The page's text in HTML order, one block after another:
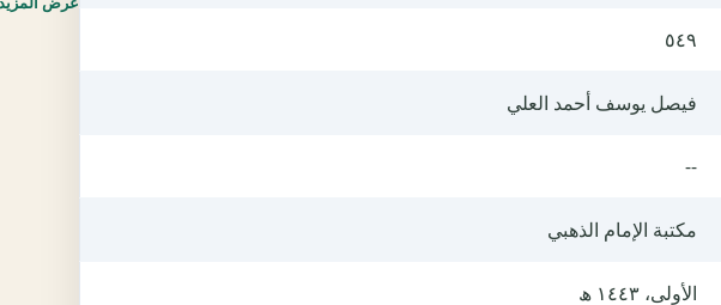
٥٤٩
فيصل يوسف أحمد العلي
--
مكتبة الإمام الذهبي
الأولى، ١٤٤٣ ھ